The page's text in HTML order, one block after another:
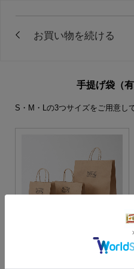
手提げ袋（
S・M・Lの3つサイズをご用意し
S・M・Lサイズより当店に